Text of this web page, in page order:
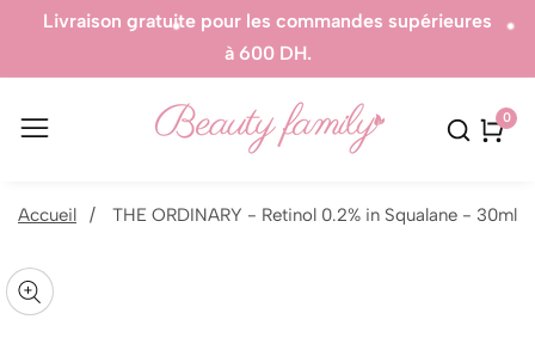
Livraison gratuite pour les commandes supérieures
à 600 DH.
0
0
Accueil THE ORDINARY - Retinol 0.2% in Squalane - 30ml
aux
le
Galerie